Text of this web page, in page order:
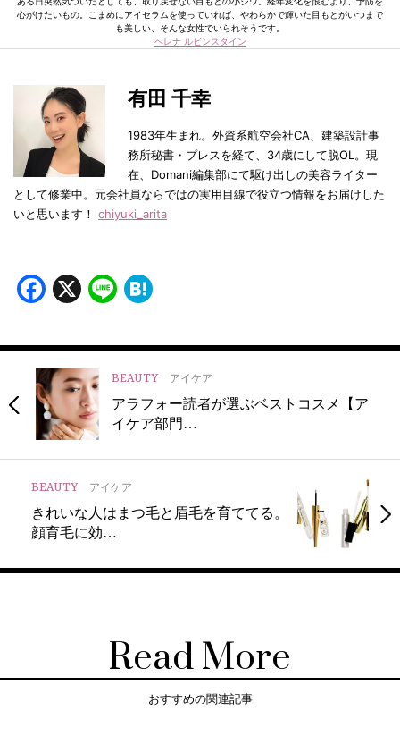
心がけたいもの。こまめにアイセラムを使っていれば、やわらかで輝いた目もとがいつまで
も美しい、そんな女性でいられそうです。
ヘレナ ルビンスタイン
有田 千幸
1983年生まれ。外資系航空会社CA、建築設計事
務所秘書・プレスを経て、34歳にして脱OL。現
在、Domani編集部にて駆け出しの美容ライター
として修業中。元会社員ならではの実用目線で役立つ情報をお届けした
いと思います！ chiyuki_arita
Facebook
X Line
BEAUTY アイケア
アラフォー読者が選ぶベストコスメ【ア
イケア部門…
BEAUTY アイケア
きれいな人はまつ毛と眉毛を育ててる。
顔育毛に効…
Read More
おすすめの関連記事